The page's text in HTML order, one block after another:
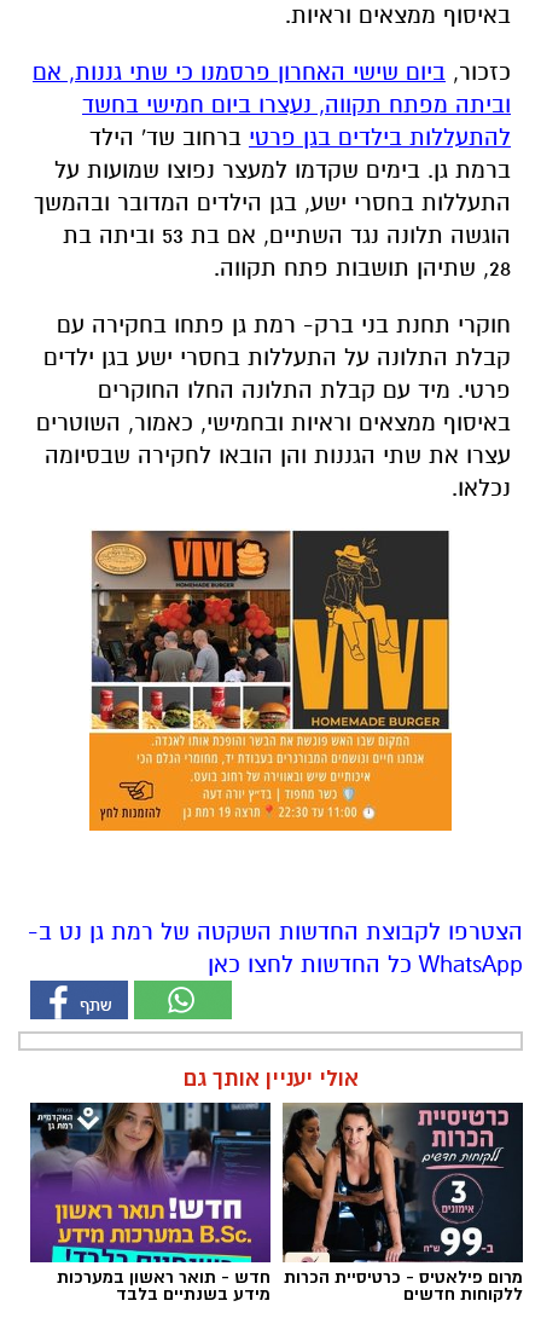
להתעללות בילדים בגן פרטי
התעללות בחסרי ישע, בגן הילדים המדובר ובהמשך
הוגשה תלונה נגד השתיים, אם בת 53 וביתה בת
28, שתיהן תושבות פתח תקווה.
חוקרי תחנת בני ברק- רמת גן פתחו בחקירה עם
קבלת התלונה על התעללות בחסרי ישע בגן ילדים
פרטי. מיד עם קבלת התלונה החלו החוקרים
עצרו את שתי הגננות והן הובאו לחקירה שבסיומה
נכלאו.
הצטרפו לקבוצת החדשות השקטה של רמת גן נט ב-
אולי יעניין אותך גם
מרום פילאטיס - כרטיסיית הכרות
ללקוחות חדשים
חדש - תואר ראשון במערכות
מידע בשנתיים בלבד